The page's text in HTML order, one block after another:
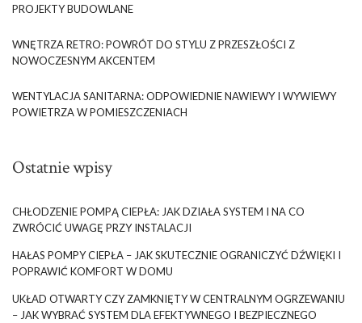
PROJEKTY BUDOWLANE
WNĘTRZA RETRO: POWRÓT DO STYLU Z PRZESZŁOŚCI Z
NOWOCZESNYM AKCENTEM
WENTYLACJA SANITARNA: ODPOWIEDNIE NAWIEWY I WYWIEWY
POWIETRZA W POMIESZCZENIACH
Ostatnie wpisy
CHŁODZENIE POMPĄ CIEPŁA: JAK DZIAŁA SYSTEM I NA CO
ZWRÓCIĆ UWAGĘ PRZY INSTALACJI
HAŁAS POMPY CIEPŁA – JAK SKUTECZNIE OGRANICZYĆ DŹWIĘKI I
POPRAWIĆ KOMFORT W DOMU
UKŁAD OTWARTY CZY ZAMKNIĘTY W CENTRALNYM OGRZEWANIU
– JAK WYBRAĆ SYSTEM DLA EFEKTYWNEGO I BEZPIECZNEGO